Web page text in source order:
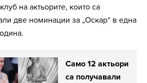
на актьорите, които са
две номинации за „Оскар“ в една
Само 12 актьори
са получавали